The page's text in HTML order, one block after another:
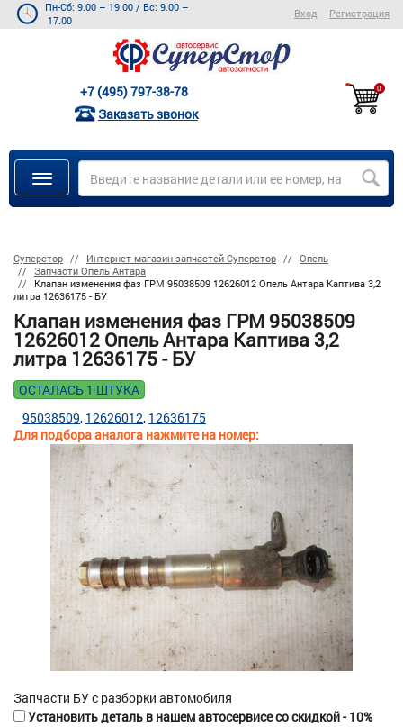
Пн-Сб: 9.00 – 19.00 / Вс: 9.00 –
17.00
Вход Регистрация
+7 (495) 797-38-78
Заказать звонок
0
Суперстор Интернет магазин запчастей Суперстор
Опель
Запчасти Опель Антара
Клапан изменения фаз ГРМ 95038509 12626012 Опель Антара Каптива 3,2
литра 12636175 - БУ
Клапан изменения фаз ГРМ 95038509
12626012 Опель Антара Каптива 3,2
литра 12636175 - БУ
ОСТАЛАСЬ 1 ШТУКА
Для подбора аналога нажмите на номер:
95038509 12626012 12636175
Запчасти БУ с разборки автомобиля
Установить деталь в нашем автосервисе со скидкой - 10%